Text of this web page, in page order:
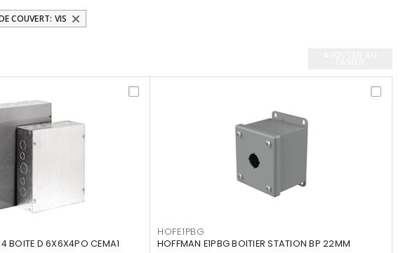
COUVERT: VIS
BOITE D 6X6X4PO CEMA1
HOFE1PBG
HOFFMAN E1PBG BOITIER STATION BP 22MM